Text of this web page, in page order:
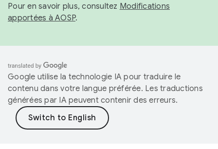
Pour en savoir plus, consultez Modifications
apportées à AOSP.
Google utilise la technologie IA pour traduire le
contenu dans votre langue préférée. Les traductions
générées par IA peuvent contenir des erreurs.